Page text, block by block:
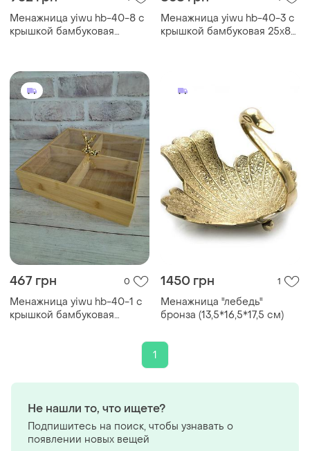
Менажница yiwu hb-40-8 с
крышкой бамбуковая
Менажница yiwu hb-40-3 с
крышкой бамбуковая 25х8
467 грн 0
Менажница yiwu hb-40-1 с
крышкой бамбуковая
1450 грн 1
Менажница "лебедь"
бронза (13,5*16,5*17,5 см)
1
Не нашли то, что ищете?
Подпишитесь на поиск, чтобы узнавать о
появлении новых вещей